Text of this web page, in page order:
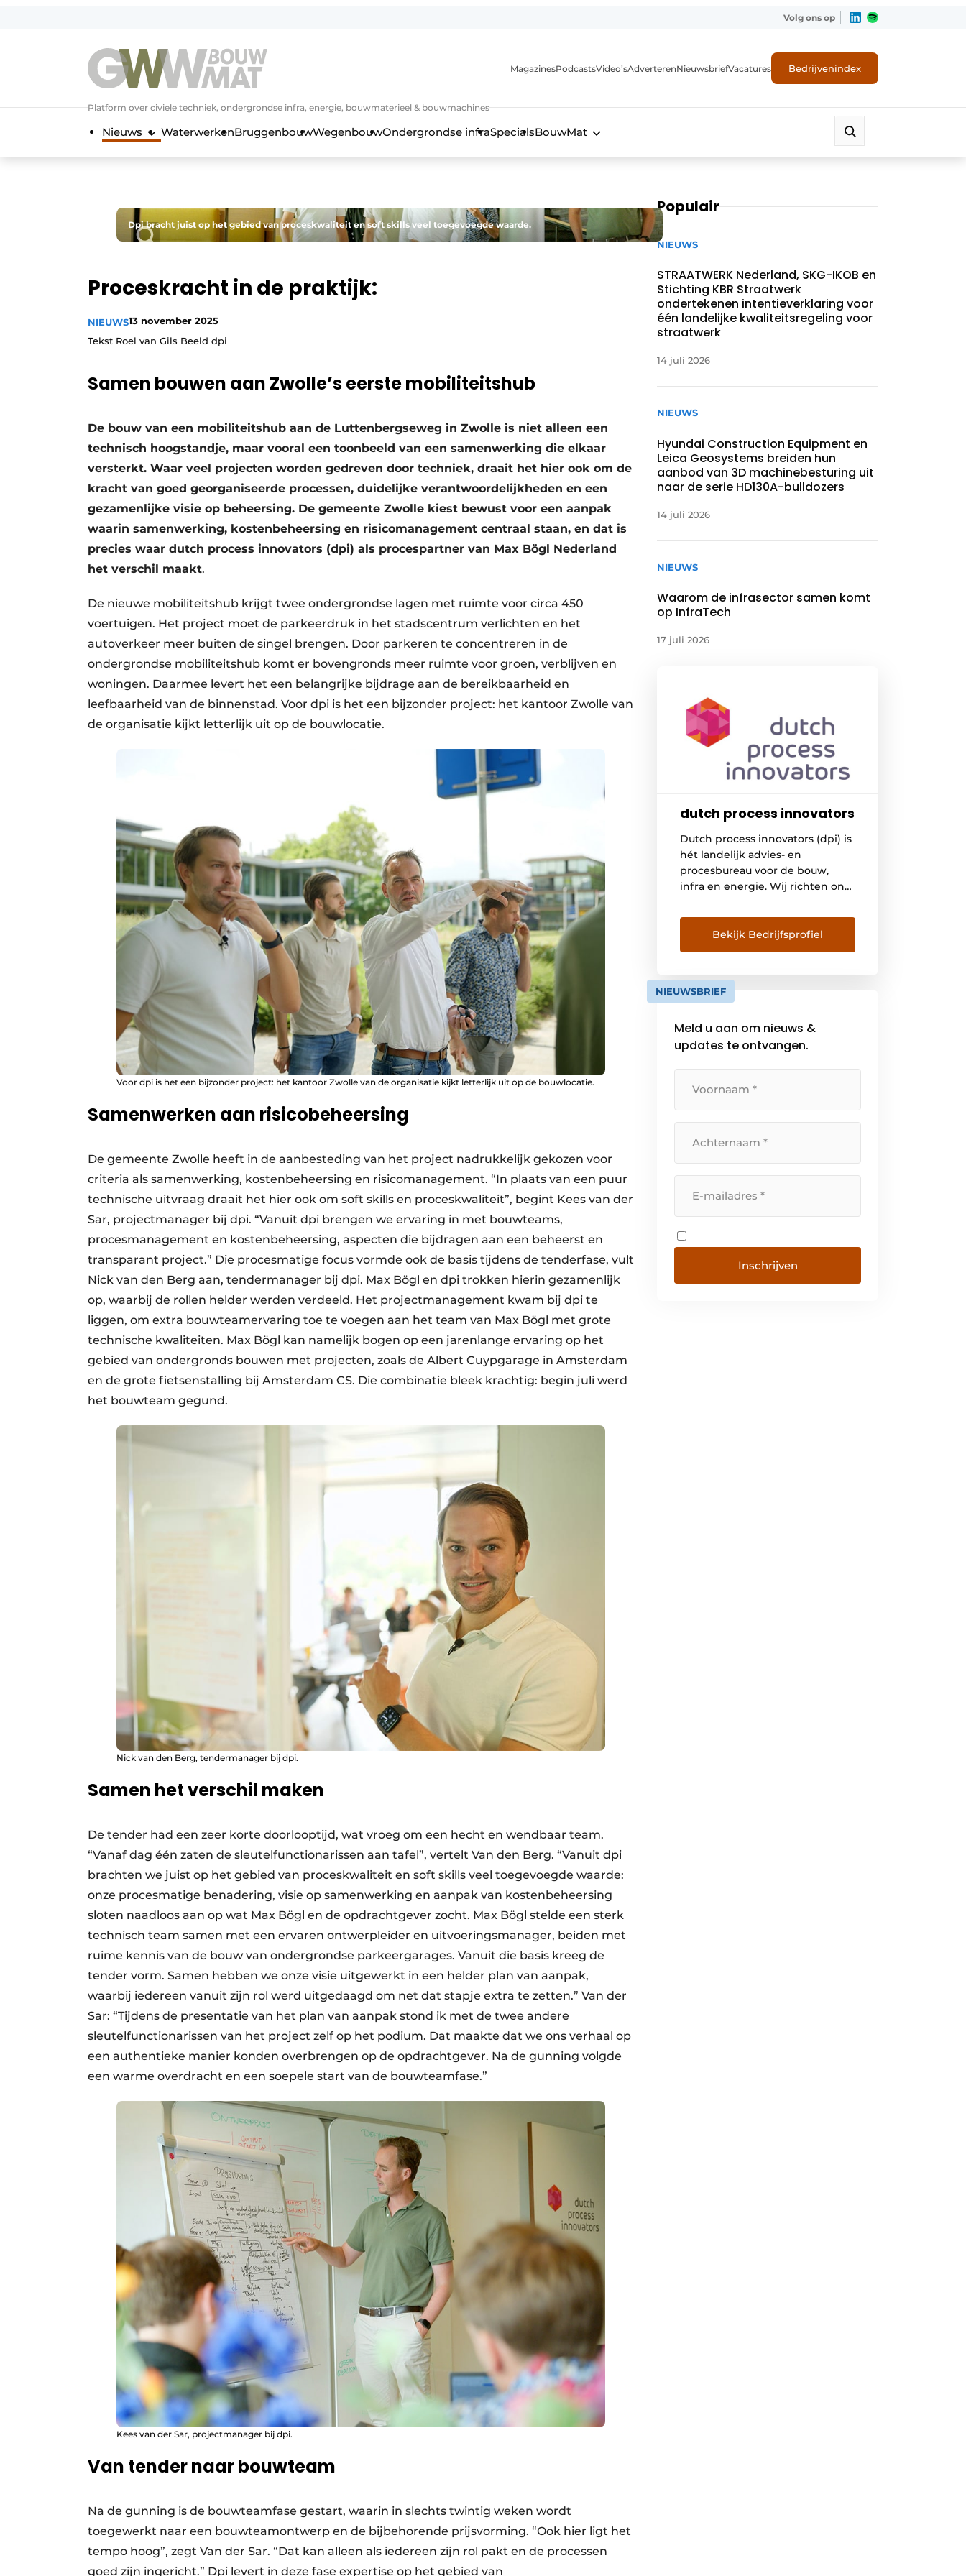
Volg ons op
Platform over civiele techniek, ondergrondse infra, energie, bouwmaterieel & bouwmachines
MagazinesPodcastsVideo’sAdverterenNieuwsbriefVacatures Bedrijvenindex
Nieuws WaterwerkenBruggenbouwWegenbouwOndergrondse infraSpecialsBouwMat
Dpi bracht juist op het gebied van proceskwaliteit en soft skills veel toegevoegde waarde.
Proceskracht in de praktijk:
NIEUWS13 november 2025
Tekst Roel van Gils Beeld dpi
Samen bouwen aan Zwolle’s eerste mobiliteitshub
De bouw van een mobiliteitshub aan de Luttenbergseweg in Zwolle is niet alleen een
technisch hoogstandje, maar vooral een toonbeeld van een samenwerking die elkaar
versterkt. Waar veel projecten worden gedreven door techniek, draait het hier ook om de
kracht van goed georganiseerde processen, duidelijke verantwoordelijkheden en een
gezamenlijke visie op beheersing. De gemeente Zwolle kiest bewust voor een aanpak
waarin samenwerking, kostenbeheersing en risicomanagement centraal staan, en dat is
precies waar dutch process innovators (dpi) als procespartner van Max Bögl Nederland
het verschil maakt.
De nieuwe mobiliteitshub krijgt twee ondergrondse lagen met ruimte voor circa 450
voertuigen. Het project moet de parkeerdruk in het stadscentrum verlichten en het
autoverkeer meer buiten de singel brengen. Door parkeren te concentreren in de
ondergrondse mobiliteitshub komt er bovengronds meer ruimte voor groen, verblijven en
woningen. Daarmee levert het een belangrijke bijdrage aan de bereikbaarheid en
leefbaarheid van de binnenstad. Voor dpi is het een bijzonder project: het kantoor Zwolle van
de organisatie kijkt letterlijk uit op de bouwlocatie.
Voor dpi is het een bijzonder project: het kantoor Zwolle van de organisatie kijkt letterlijk uit op de bouwlocatie.
Samenwerken aan risicobeheersing
De gemeente Zwolle heeft in de aanbesteding van het project nadrukkelijk gekozen voor
criteria als samenwerking, kostenbeheersing en risicomanagement. “In plaats van een puur
technische uitvraag draait het hier ook om soft skills en proceskwaliteit”, begint Kees van der
Sar, projectmanager bij dpi. “Vanuit dpi brengen we ervaring in met bouwteams,
procesmanagement en kostenbeheersing, aspecten die bijdragen aan een beheerst en
transparant project.” Die procesmatige focus vormde ook de basis tijdens de tenderfase, vult
Nick van den Berg aan, tendermanager bij dpi. Max Bögl en dpi trokken hierin gezamenlijk
op, waarbij de rollen helder werden verdeeld. Het projectmanagement kwam bij dpi te
liggen, om extra bouwteamervaring toe te voegen aan het team van Max Bögl met grote
technische kwaliteiten. Max Bögl kan namelijk bogen op een jarenlange ervaring op het
gebied van ondergronds bouwen met projecten, zoals de Albert Cuypgarage in Amsterdam
en de grote fietsenstalling bij Amsterdam CS. Die combinatie bleek krachtig: begin juli werd
het bouwteam gegund.
Nick van den Berg, tendermanager bij dpi.
Samen het verschil maken
De tender had een zeer korte doorlooptijd, wat vroeg om een hecht en wendbaar team.
“Vanaf dag één zaten de sleutelfunctionarissen aan tafel”, vertelt Van den Berg. “Vanuit dpi
brachten we juist op het gebied van proceskwaliteit en soft skills veel toegevoegde waarde:
onze procesmatige benadering, visie op samenwerking en aanpak van kostenbeheersing
sloten naadloos aan op wat Max Bögl en de opdrachtgever zocht. Max Bögl stelde een sterk
technisch team samen met een ervaren ontwerpleider en uitvoeringsmanager, beiden met
ruime kennis van de bouw van ondergrondse parkeergarages. Vanuit die basis kreeg de
tender vorm. Samen hebben we onze visie uitgewerkt in een helder plan van aanpak,
waarbij iedereen vanuit zijn rol werd uitgedaagd om net dat stapje extra te zetten.” Van der
Sar: “Tijdens de presentatie van het plan van aanpak stond ik met de twee andere
sleutelfunctionarissen van het project zelf op het podium. Dat maakte dat we ons verhaal op
een authentieke manier konden overbrengen op de opdrachtgever. Na de gunning volgde
een warme overdracht en een soepele start van de bouwteamfase.”
Kees van der Sar, projectmanager bij dpi.
Van tender naar bouwteam
Na de gunning is de bouwteamfase gestart, waarin in slechts twintig weken wordt
toegewerkt naar een bouwteamontwerp en de bijbehorende prijsvorming. “Ook hier ligt het
tempo hoog”, zegt Van der Sar. “Dat kan alleen als iedereen zijn rol pakt en de processen
goed zijn ingericht.” Dpi levert in deze fase expertise op het gebied van
Populair
NIEUWS
STRAATWERK Nederland, SKG-IKOB en
Stichting KBR Straatwerk
ondertekenen intentieverklaring voor
één landelijke kwaliteitsregeling voor
straatwerk
14 juli 2026
NIEUWS
Hyundai Construction Equipment en
Leica Geosystems breiden hun
aanbod van 3D machinebesturing uit
naar de serie HD130A-bulldozers
14 juli 2026
NIEUWS
Waarom de infrasector samen komt
op InfraTech
17 juli 2026
dutch process innovators
Dutch process innovators (dpi) is
hét landelijk advies- en
procesbureau voor de bouw,
infra en energie. Wij richten ons
om projecten succesvol te
winnen, realiseren en
onderhouden. Dit doen wij met
leggen de verbinding tussen alle
stakeholders. We borgen dat
Bekijk Bedrijfsprofiel
NIEUWSBRIEF
Meld u aan om nieuws &
updates te ontvangen.
Inschrijven